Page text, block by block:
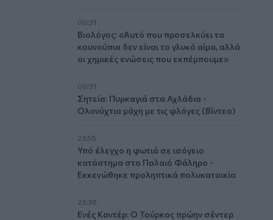
00:31
Βιολόγος: «Αυτό που προσελκύει τα
κουνούπια δεν είναι το γλυκό αίμα, αλλά
οι χημικές ενώσεις που εκπέμπουμε»
00:31
Σητεία: Πυρκαγιά στα Αχλάδια -
Ολονύχτια μάχη με τις φλόγες (Βίντεο)
23:55
Υπό έλεγχο η φωτιά σε ισόγειο
κατάστημα στο Παλαιό Φάληρο -
Εκκενώθηκε προληπτικά πολυκατοικία
23:38
Ενές Καντέρ: Ο Τούρκος πρώην σέντερ